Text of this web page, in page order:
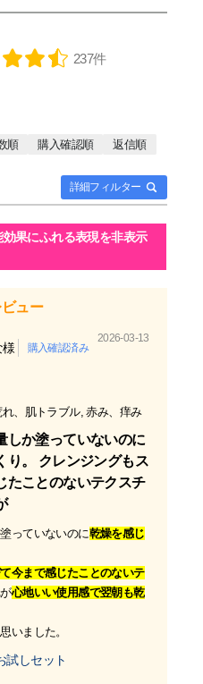
237件
詳細フィルター
順 購入確認順
返信順
ュー
様 購入確認済み
2026-03-13
、肌トラブル, 赤み、痒み
しか塗っていないのに
り。 クレンジングもス
たことのないテクスチ
っていないのに乾燥を感じ
今まで感じたことのないテ
心地いい使用感で翌朝も乾
いました。
試しセット